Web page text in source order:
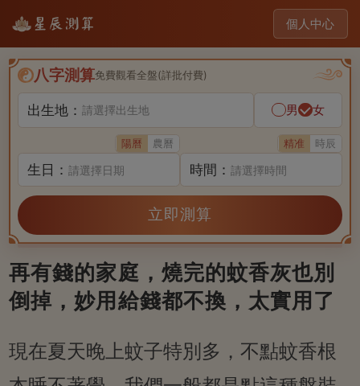
個人中心
八字測算免費觀看全盤(詳批付費)
出生地：請選擇出生地 男 女
陽曆 農曆
生日：請選擇日期
精准 時辰
時間：請選擇時間
立即測算
再有錢的家庭，燒完的蚊香灰也別
倒掉，妙用給錢都不換，太實用了
現在夏天晚上蚊子特別多，不點蚊香根